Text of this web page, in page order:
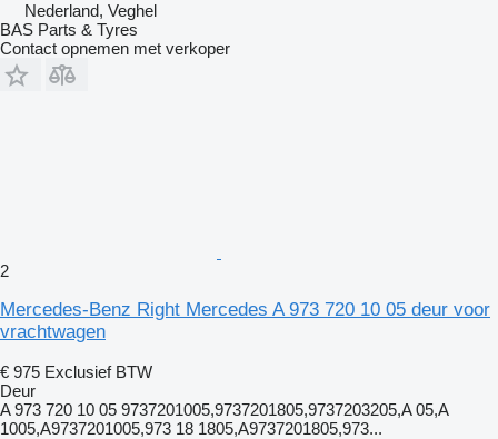
Nederland, Veghel
BAS Parts & Tyres
Contact opnemen met verkoper
2
Mercedes-Benz Right Mercedes A 973 720 10 05 deur voor
vrachtwagen
€ 975 Exclusief BTW
Deur
A 973 720 10 05 9737201005,9737201805,9737203205,A 05,A
1005,A9737201005,973 18 1805,A9737201805,973...